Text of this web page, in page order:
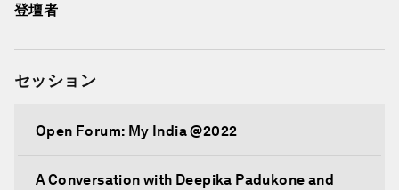
登壇者
セッション
Open Forum: My India @2022
A Conversation with Deepika Padukone and